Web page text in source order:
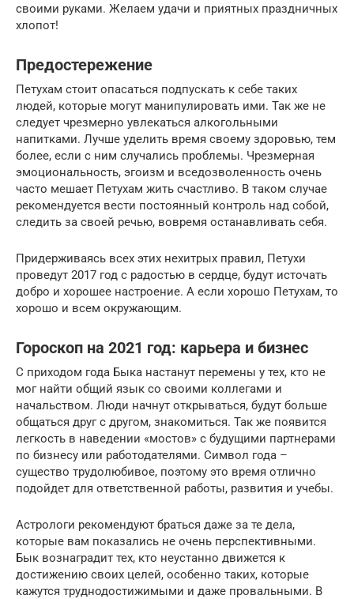
своими руками. Желаем удачи и приятных праздничных
хлопот!
Предостережение
Петухам стоит опасаться подпускать к себе таких
людей, которые могут манипулировать ими. Так же не
следует чрезмерно увлекаться алкогольными
напитками. Лучше уделить время своему здоровью, тем
более, если с ним случались проблемы. Чрезмерная
эмоциональность, эгоизм и вседозволенность очень
часто мешает Петухам жить счастливо. В таком случае
рекомендуется вести постоянный контроль над собой,
следить за своей речью, вовремя останавливать себя.
Придерживаясь всех этих нехитрых правил, Петухи
проведут 2017 год с радостью в сердце, будут источать
добро и хорошее настроение. А если хорошо Петухам, то
хорошо и всем окружающим.
Гороскоп на 2021 год: карьера и бизнес
С приходом года Быка настанут перемены у тех, кто не
мог найти общий язык со своими коллегами и
начальством. Люди начнут открываться, будут больше
общаться друг с другом, знакомиться. Так же появится
легкость в наведении «мостов» с будущими партнерами
по бизнесу или работодателями. Символ года –
существо трудолюбивое, поэтому это время отлично
подойдет для ответственной работы, развития и учебы.
Астрологи рекомендуют браться даже за те дела,
которые вам показались не очень перспективными.
Бык вознаградит тех, кто неустанно движется к
достижению своих целей, особенно таких, которые
кажутся труднодостижимыми и даже провальными. В